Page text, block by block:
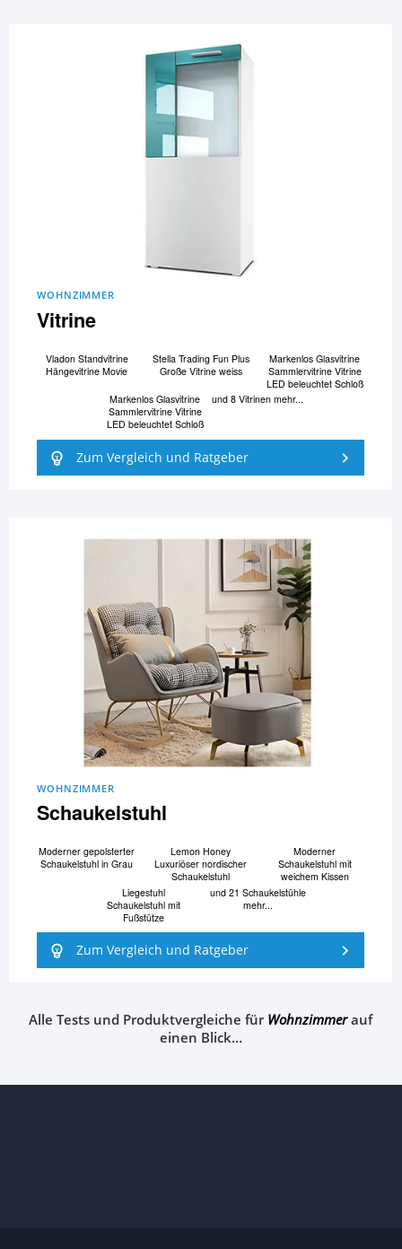
WOHNZIMMER
Vitrine
Vladon Standvitrine
Hängevitrine Movie
Stella Trading Fun Plus
Große Vitrine weiss
Markenlos Glasvitrine
Sammlervitrine Vitrine
LED beleuchtet Schloß
Markenlos Glasvitrine
Sammlervitrine Vitrine
LED beleuchtet Schloß
und 8 Vitrinen mehr...
Zum Vergleich und Ratgeber
WOHNZIMMER
Schaukelstuhl
Moderner gepolsterter
Schaukelstuhl in Grau
Lemon Honey
Luxuriöser nordischer
Schaukelstuhl
Moderner
Schaukelstuhl mit
weichem Kissen
Liegestuhl
Schaukelstuhl mit
Fußstütze
und 21 Schaukelstühle
mehr...
Zum Vergleich und Ratgeber
Alle Tests und Produktvergleiche fürWohnzimmerauf
einen Blick…